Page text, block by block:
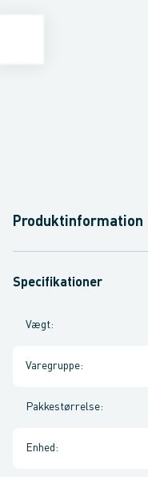
Produktinformation
Specifikationer
Vægt:
Varegruppe:
Pakkestørrelse:
Enhed :